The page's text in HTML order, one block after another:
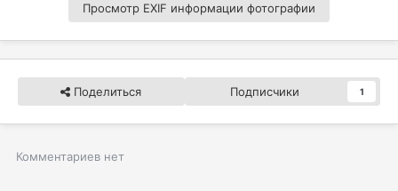
Просмотр EXIF информации фотографии
Поделиться Подписчики 1
Комментариев нет